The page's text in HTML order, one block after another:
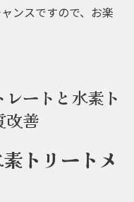
ンスですので、お楽
ートと水素ト
改善
トリートメ